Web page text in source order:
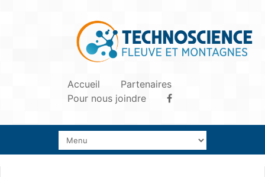
Accueil
Partenaires
Pour nous joindre